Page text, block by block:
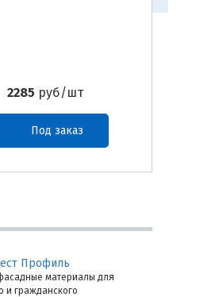
2285 руб/шт
Под заказ
материалы для
и гражданского